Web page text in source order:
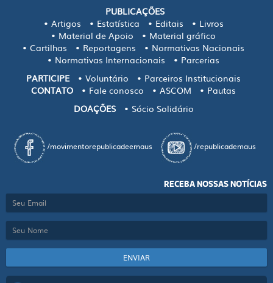
PUBLICAÇÕES
Artigos
Estatística Editais
Livros
Material de Apoio
Material gráfico
Cartilhas
Reportagens
Normativas Nacionais
Normativas Internacionais
Parcerias
PARTICIPE
Voluntário
Parceiros Institucionais
CONTATO
Fale conosco ASCOM
Pautas
DOAÇÕES
Sócio Solidário
/movimentorepublicadeemaus /republicademaus
RECEBA NOSSAS NOTÍCIAS
ENVIAR